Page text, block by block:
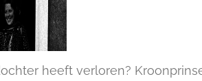
heeft verloren?